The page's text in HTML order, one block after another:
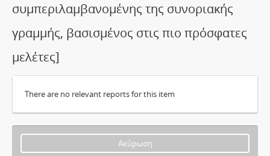
συμπεριλαμβανομένης της συνοριακής
γραμμής, βασισμένος στις πιο πρόσφατες
μελέτες]
There are no relevant reports for this item
Ακύρωση